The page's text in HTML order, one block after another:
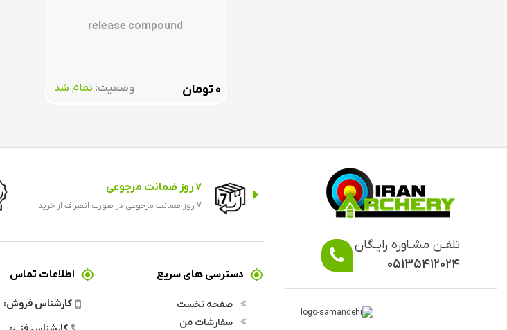
release compound
۰تومان وضعیت:‌ تمام شد
تلفـن مشـاوره رایـگان
۰۵۱۳۵۴۱۲۰۲۴
7 روز ضمانت مرجوعی
7 روز ضمانت مرجوعی در صورت انصراف از خرید
دسترسی های سریع
صفحه نخست
سفارشات من
اطلاعات تماس
کارشناس فروش: